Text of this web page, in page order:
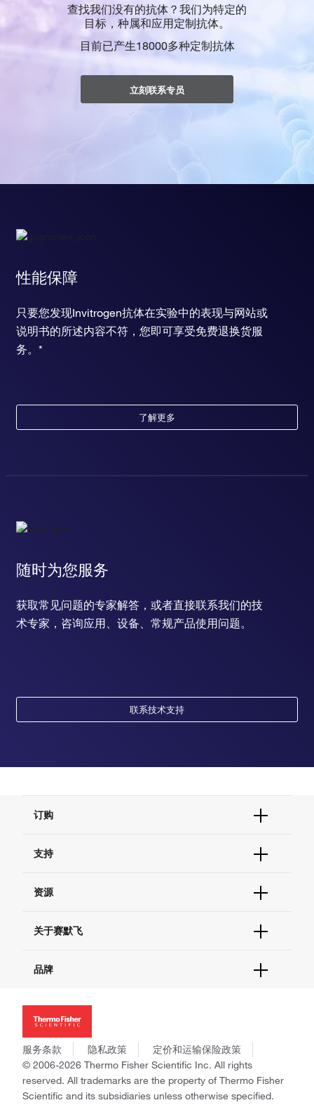
查找我们没有的抗体？我们为特定的
目标，种属和应用定制抗体。
目前已产生18000多种定制抗体
立刻联系专员
性能保障
只要您发现Invitrogen抗体在实验中的表现与网站或
说明书的所述内容不符，您即可享受免费退换货服
务。*
了解更多
随时为您服务
获取常见问题的专家解答，或者直接联系我们的技
术专家，咨询应用、设备、常规产品使用问题。
联系技术支持
订购
订单支持
现货供应中心
支持
联系我们 - 400 820 8982
查找文件&证书
资源
促销
社交媒体
关于赛默飞
招聘
新闻
社会责任
商标
政策和通知
品牌
Applied Biosystems
Invitrogen
Gibco
Ion Torrent
Unity Lab Services
Patheon
服务条款 隐私政策
定价和运输保险政策
© 2006-2026 Thermo Fisher Scientific Inc. All rights
reserved. All trademarks are the property of Thermo Fisher
Scientific and its subsidiaries unless otherwise specified.